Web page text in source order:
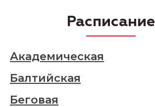
Расписание
Академическая
Балтийская
Беговая